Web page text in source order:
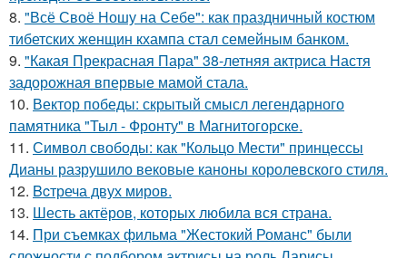
8. "Всё Своё Ношу на Себе": как праздничный костюм
тибетских женщин кхампа стал семейным банком.
9. "Какая Прекрасная Пара" 38-летняя актриса Настя
задорожная впервые мамой стала.
10. Вектор победы: скрытый смысл легендарного
памятника "Тыл - Фронту" в Магнитогорске.
11. Символ свободы: как "Кольцо Мести" принцессы
Дианы разрушило вековые каноны королевского стиля.
12. Bcтреча двух миров.
13. Шесть актёров, которых любила вся страна.
14. При съемках фильма "Жестокий Романс" были